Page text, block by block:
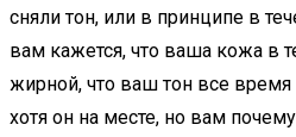
сняли тон, или в принципе в
вам кажется, что ваша кожа в
жирной, что ваш тон все время
хотя он на месте, но вам